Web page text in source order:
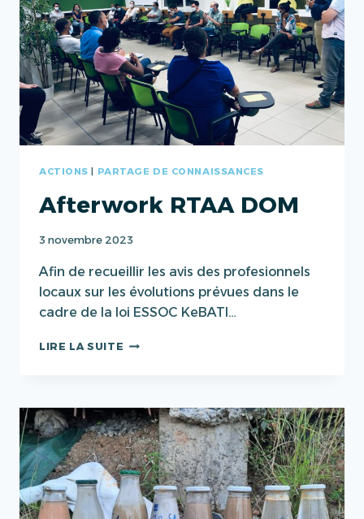
ACTIONS PARTAGE DE CONNAISSANCES
Afterwork RTAA DOM
3 novembre 2023
Afin de recueillir les avis des profesionnels
locaux sur les évolutions prévues dans le
cadre de la loi ESSOC KeBATI…
LIRE LA SUITE AFTERWORK